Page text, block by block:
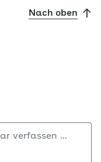
Nach oben